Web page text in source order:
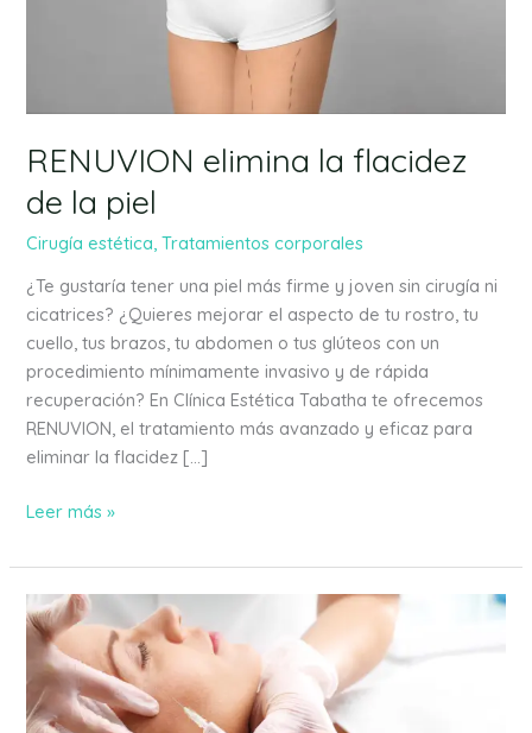
RENUVION elimina la flacidez
de la piel
Cirugía estética,Tratamientos corporales
¿Te gustaría tener una piel más firme y joven sin cirugía ni
cicatrices? ¿Quieres mejorar el aspecto de tu rostro, tu
cuello, tus brazos, tu abdomen o tus glúteos con un
procedimiento mínimamente invasivo y de rápida
recuperación? En Clínica Estética Tabatha te ofrecemos
RENUVION, el tratamiento más avanzado y eficaz para
eliminar la flacidez […]
Leer más »
¿Qué
es
mesoterapia
Tensor